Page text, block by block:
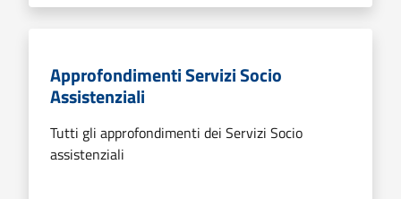
Approfondimenti Servizi Socio
Assistenziali
Tutti gli approfondimenti dei Servizi Socio
assistenziali